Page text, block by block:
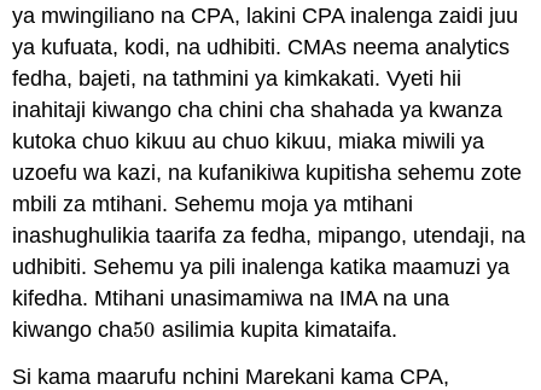
ya mwingiliano na CPA, lakini CPA inalenga zaidi juu
ya kufuata, kodi, na udhibiti. CMAs neema analytics
fedha, bajeti, na tathmini ya kimkakati. Vyeti hii
inahitaji kiwango cha chini cha shahada ya kwanza
kutoka chuo kikuu au chuo kikuu, miaka miwili ya
uzoefu wa kazi, na kufanikiwa kupitisha sehemu zote
mbili za mtihani. Sehemu moja ya mtihani
inashughulikia taarifa za fedha, mipango, utendaji, na
udhibiti. Sehemu ya pili inalenga katika maamuzi ya
kifedha. Mtihani unasimamiwa na IMA na una
kiwango cha50
50 asilimia kupita kimataifa.
Si kama maarufu nchini Marekani kama CPA,